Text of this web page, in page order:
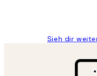
Sieh dir